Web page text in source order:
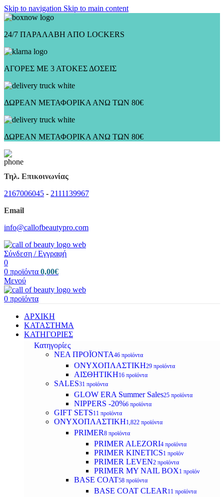
Skip to navigation Skip to main content
24/7 ΠΑΡΑΛΑΒΗ ΑΠΟ LOCKERS
ΑΓΟΡΕΣ ΜΕ 3 ΑΤΟΚΕΣ ΔΟΣΕΙΣ
ΔΩΡΕΑΝ ΜΕΤΑΦΟΡΙΚΑ ΑΝΩ ΤΩΝ 80€
ΔΩΡΕΑΝ ΜΕΤΑΦΟΡΙΚΑ ΑΝΩ ΤΩΝ 80€
Τηλ. Επικοινωνίας
2167006045 - 2111139967
Email
info@callofbeautypro.com
Σύνδεση / Εγγραφή
0
0 προϊόντα 0,00€
Μενού
0 προϊόντα
ΑΡΧΙΚΗ
ΚΑΤΑΣΤΗΜΑ
ΚΑΤΗΓΟΡΙΕΣ
Κατηγορίες
ΝΕΑ ΠΡΟΪΟΝΤΑ46 προϊόντα
ΟΝΥΧΟΠΛΑΣΤΙΚΗ29 προϊόντα
ΑΙΣΘΗΤΙΚΗ16 προϊόντα
SALES31 προϊόντα
GLOW ERA Summer Sales25 προϊόντα
NIPPERS -20%6 προϊόντα
GIFT SETS11 προϊόντα
ΟΝΥΧΟΠΛΑΣΤΙΚΗ1,822 προϊόντα
PRIMER8 προϊόντα
PRIMER ALEZORI4 προϊόντα
PRIMER KINETICS1 προϊόν
PRIMER LEVEN2 προϊόντα
PRIMER MY NAIL BOX1 προϊόν
BASE COAT58 προϊόντα
BASE COAT CLEAR 11 προϊόντα